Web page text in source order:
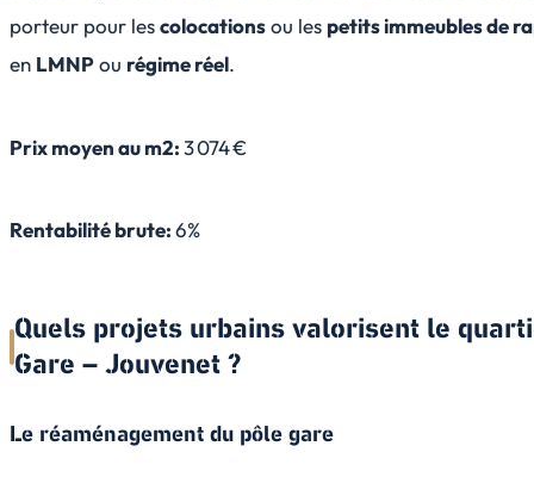
porteur pour lescolocationsou les petits immeubles de
en LMNPou régime réel.
Prix moyen au m2:3 074 €
Rentabilité brute:6%
Quels projets urbains valorisent le
Gare – Jouvenet ?
Le réaménagement du pôle gare